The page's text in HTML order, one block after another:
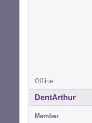
Offline
DentArthur
Member